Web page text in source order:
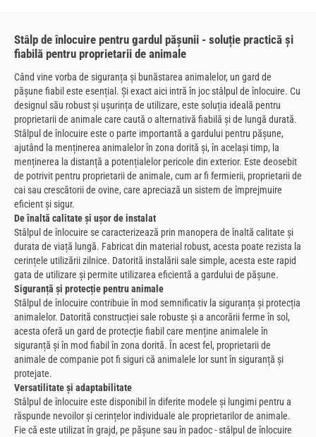
Stâlp de înlocuire pentru gardul pășunii - soluție practică și
fiabilă pentru proprietarii de animale
Când vine vorba de siguranța și bunăstarea animalelor, un gard de
pășune fiabil este esențial. Și exact aici intră în joc stâlpul de înlocuire. Cu
designul său robust și ușurința de utilizare, este soluția ideală pentru
proprietarii de animale care caută o alternativă fiabilă și de lungă durată.
Stâlpul de înlocuire este o parte importantă a gardului pentru pășune,
ajutând la menținerea animalelor în zona dorită și, în același timp, la
menținerea la distanță a potențialelor pericole din exterior. Este deosebit
de potrivit pentru proprietarii de animale, cum ar fi fermierii, proprietarii de
cai sau crescătorii de ovine, care apreciază un sistem de împrejmuire
eficient și sigur.
De înaltă calitate și ușor de instalat
Stâlpul de înlocuire se caracterizează prin manopera de înaltă calitate și
durata de viață lungă. Fabricat din material robust, acesta poate rezista la
cerințele utilizării zilnice. Datorită instalării sale simple, acesta este rapid
gata de utilizare și permite utilizarea eficientă a gardului de pășune.
Siguranță și protecție pentru animale
Stâlpul de înlocuire contribuie în mod semnificativ la siguranța și protecția
animalelor. Datorită construcției sale robuste și a ancorării ferme în sol,
acesta oferă un gard de protecție fiabil care menține animalele în
siguranță și în mod fiabil în zona dorită. În acest fel, proprietarii de
animale de companie pot fi siguri că animalele lor sunt în siguranță și
protejate.
Versatilitate și adaptabilitate
Stâlpul de înlocuire este disponibil în diferite modele și lungimi pentru a
răspunde nevoilor și cerințelor individuale ale proprietarilor de animale.
Fie că este utilizat în grajd, pe pășune sau în padoc - stâlpul de înlocuire